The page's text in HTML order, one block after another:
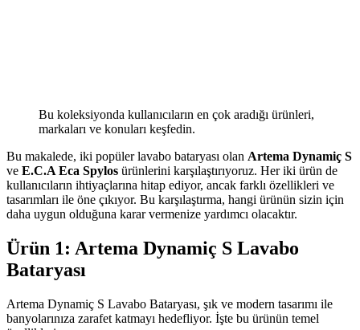
Bu koleksiyonda kullanıcıların en çok aradığı ürünleri,
markaları ve konuları keşfedin.
Bu makalede, iki popüler lavabo bataryası olan Artema Dynamiç S
ve E.C.A Eca Spylos ürünlerini karşılaştırıyoruz. Her iki ürün de
kullanıcıların ihtiyaçlarına hitap ediyor, ancak farklı özellikleri ve
tasarımları ile öne çıkıyor. Bu karşılaştırma, hangi ürünün sizin için
daha uygun olduğuna karar vermenize yardımcı olacaktır.
Ürün 1: Artema Dynamiç S Lavabo
Bataryası
Artema Dynamiç S Lavabo Bataryası, şık ve modern tasarımı ile
banyolarınıza zarafet katmayı hedefliyor. İşte bu ürünün temel